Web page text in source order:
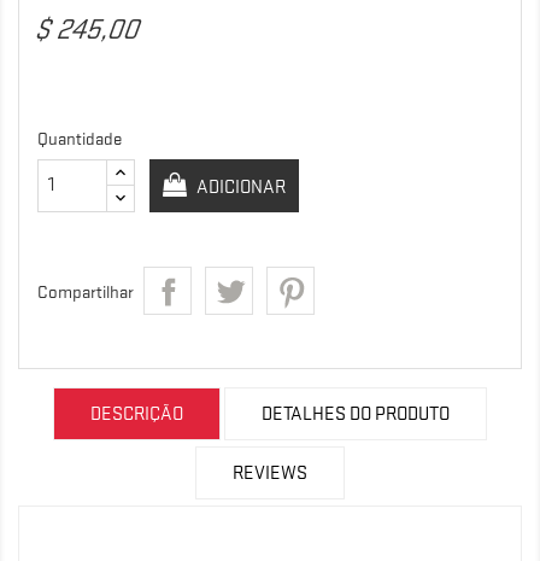
$ 245,00
Quantidade
ADICIONAR
Compartilhar
DESCRIÇÃO DETALHES DO PRODUTO
REVIEWS